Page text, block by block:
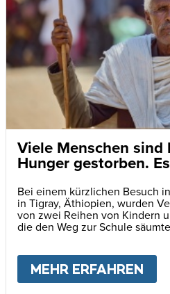
Viele Menschen sind
Hunger gestorben.
den Augen der
Bei einem kürzlichen Besuch
in Tigray, Äthiopien, wurden
von zwei Reihen von Kindern
die den Weg zur Schule
MEHR ERFAHREN